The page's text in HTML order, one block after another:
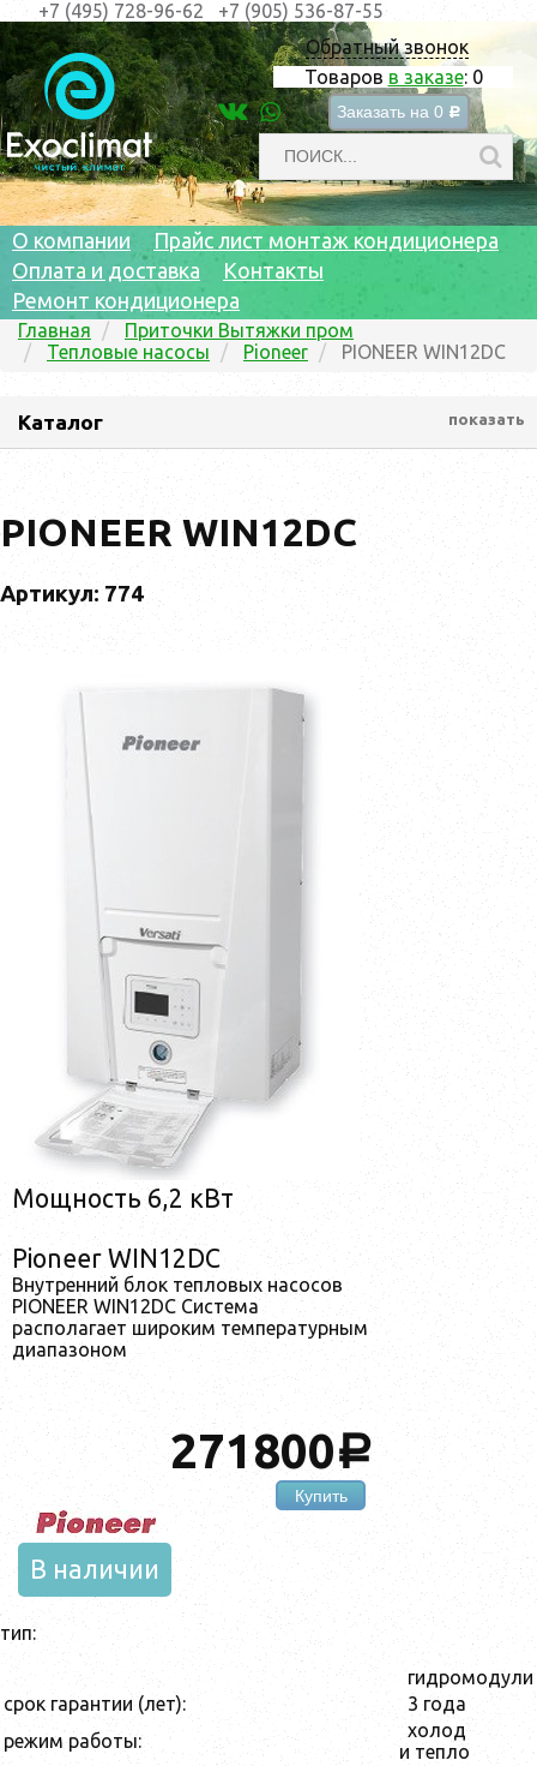
Обратный звонок
Товаров в заказе: 0
Заказать на 0 c
+7 (495) 728-96-62 +7 (905) 536-87-55
О компании
Прайс лист монтаж кондиционера
Оплата и доставка
Контакты
Ремонт кондиционера
Главная
Приточки Вытяжки пром
Тепловые насосы
Pioneer PIONEER WIN12DC
Каталог показать
PIONEER WIN12DC
Артикул: 774
Мощность 6,2 кВт
Pioneer WIN12DC
Внутренний блок тепловых насосов
PIONEER WIN12DC Система
располагает широким температурным
диапазоном
271800a
Купить
В наличии
тип:
гидромодули
срок гарантии (лет):
3 года
режим работы:
холод
и тепло